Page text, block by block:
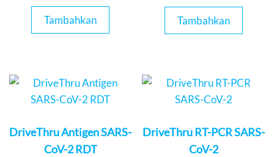
Tambahkan Tambahkan
DriveThru Antigen SARS-
CoV-2 RDT
DriveThru RT-PCR SARS-
CoV-2